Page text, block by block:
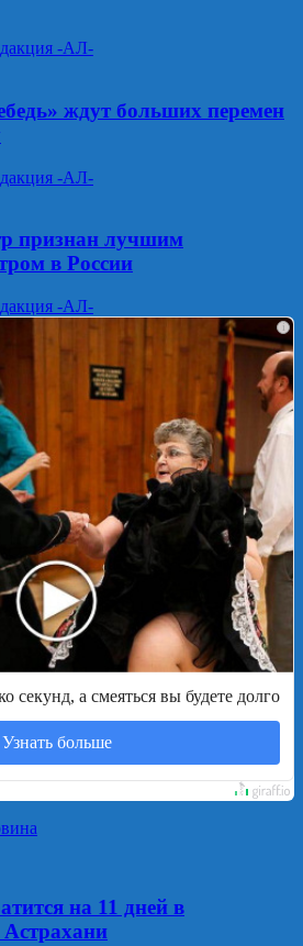
-АЛ-
ждут больших перемен
-АЛ-
признан лучшим
в России
-АЛ-
i
секунд, а смеяться вы будете долго
Узнать больше
на 11 дней в